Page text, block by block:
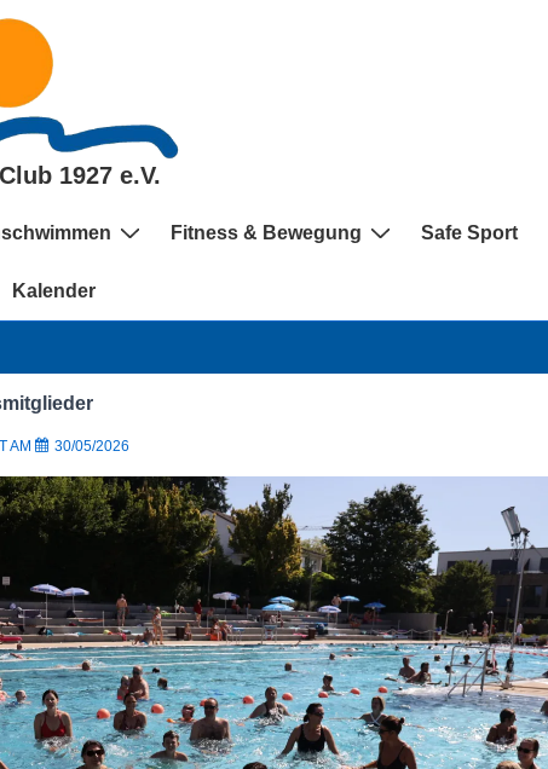
1927 e.V.
Fitness & Bewegung Safe Sport
Kalender
AM 30/05/2026